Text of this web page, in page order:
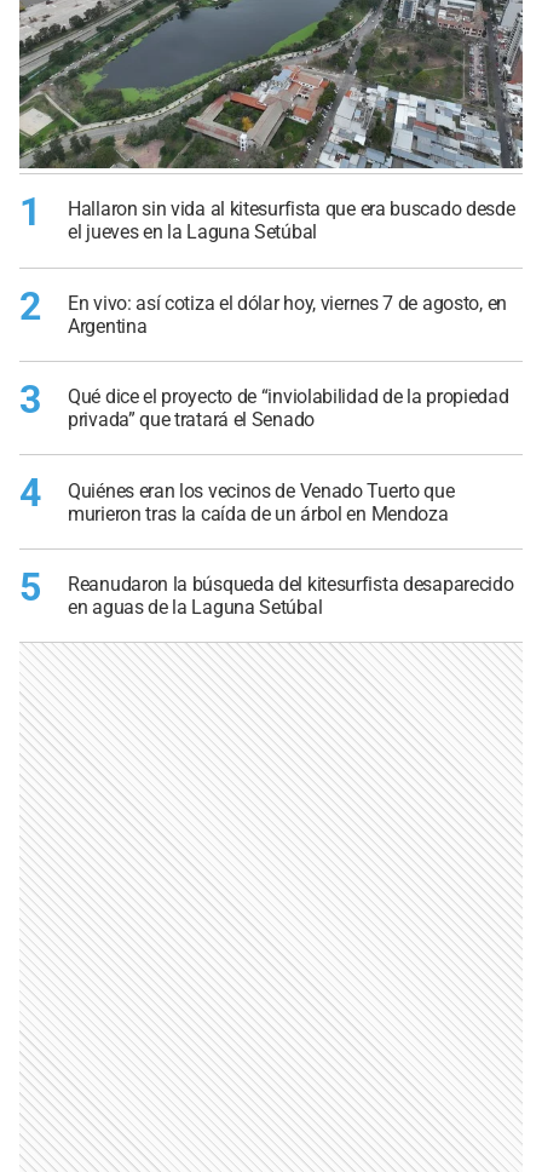
1
Hallaron sin vida al kitesurfista que era buscado desde
el jueves en la Laguna Setúbal
2
En vivo: así cotiza el dólar hoy, viernes 7 de agosto, en
Argentina
3
Qué dice el proyecto de “inviolabilidad de la propiedad
privada” que tratará el Senado
4
Quiénes eran los vecinos de Venado Tuerto que
murieron tras la caída de un árbol en Mendoza
5
Reanudaron la búsqueda del kitesurfista desaparecido
en aguas de la Laguna Setúbal